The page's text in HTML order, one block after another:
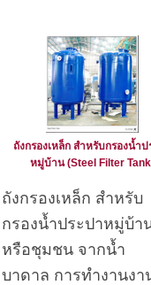
ถังกรองเหล็ก สำหรับกรองน้ำป
หมู่บ้าน (Steel Filter
ถังกรองเหล็ก สำหรับ
กรองน้ำประปาหมู่บ้า
หรือชุมชน จากน้ำ
บาดาล การทำงานงา